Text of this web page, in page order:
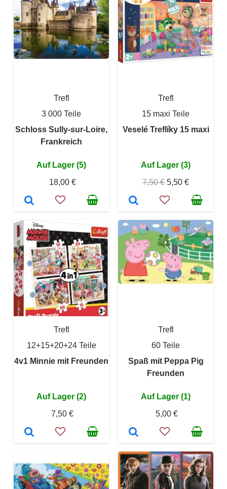
Trefl
3 000 Teile
Schloss Sully-sur-Loire,
Frankreich
Auf Lager (5)
18,00 €
Trefl
15 maxi Teile
Veselé Treflíky 15 maxi
Auf Lager (3)
7,50 € 5,50 €
Trefl
12+15+20+24 Teile
4v1 Minnie mit Freunden
Auf Lager (2)
7,50 €
Trefl
60 Teile
Spaß mit Peppa Pig
Freunden
Auf Lager (1)
5,00 €